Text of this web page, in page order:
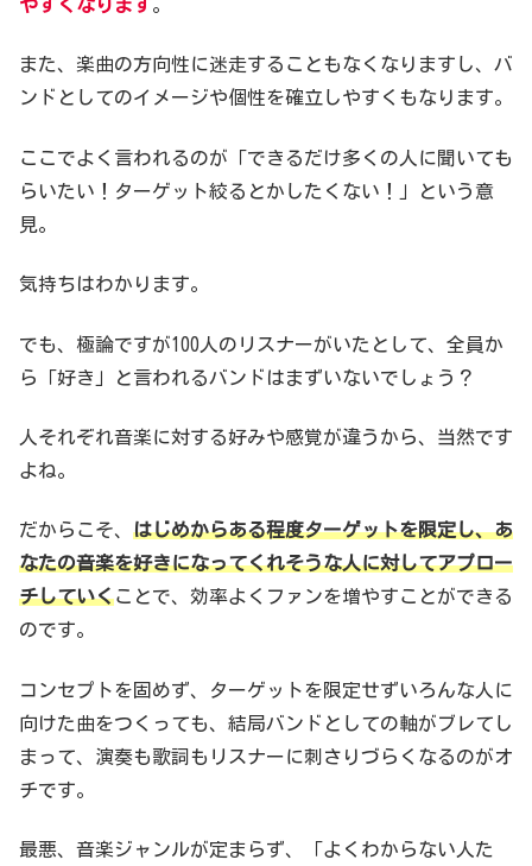
やすくなります 。
また、楽曲の方向性に迷走することもなくなりますし、バ
ンドとしてのイメージや個性を確立しやすくもなります。
ここでよく言われるのが「できるだけ多くの人に聞いても
らいたい！ターゲット絞るとかしたくない！」という意
見。
気持ちはわかります。
でも、極論ですが100人のリスナーがいたとして、全員か
ら「好き」と言われるバンドはまずいないでしょう？
人それぞれ音楽に対する好みや感覚が違うから、当然です
よね。
だからこそ、 はじめからある程度ターゲットを限定し、あ
なたの音楽を好きになってくれそうな人に対してアプロー
チしていくことで、効率よくファンを増やすことができる
のです。
コンセプトを固めず、ターゲットを限定せずいろんな人に
向けた曲をつくっても、結局バンドとしての軸がブレてし
まって、演奏も歌詞もリスナーに刺さりづらくなるのがオ
チです。
最悪、音楽ジャンルが定まらず、「よくわからない人た